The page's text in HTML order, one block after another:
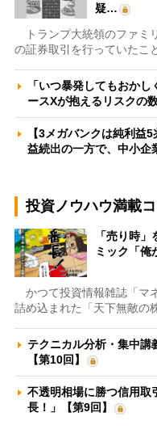
疑…
トランプ大統領のファミ
の証券取引を行っていたこ
「いつ暴発してもおか
ースXが抱えるリスクの
【3メガバンクは純利益
益続出の一方で、中小
投資ノウハウ満載
「売り時
ミック「俺
かつて投資情報雑誌「マ
詰め込まれた「天下無敵の
テクニカル分析・集中
【第10回】
不透明相場に勝つ信用
長！」【第9回】